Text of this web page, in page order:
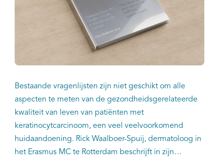
Bestaande vragenlijsten zijn niet geschikt om alle
aspecten te meten van de gezondheidsgerelateerde
kwaliteit van leven van patiënten met
keratinocytcarcinoom, een veel veelvoorkomend
huidaandoening. Rick Waalboer-Spuij, dermatoloog in
het Erasmus MC te Rotterdam beschrijft in zijn